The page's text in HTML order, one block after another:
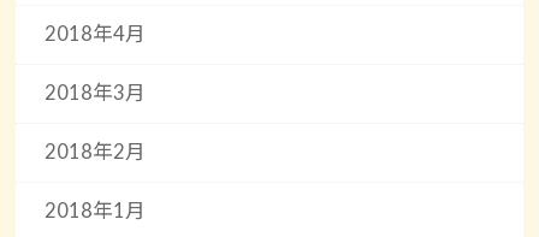
2018年4月
2018年3月
2018年2月
2018年1月